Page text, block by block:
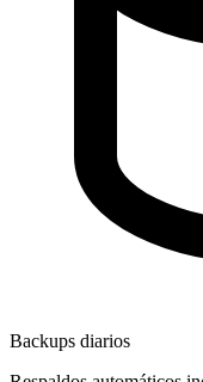
Backups diarios